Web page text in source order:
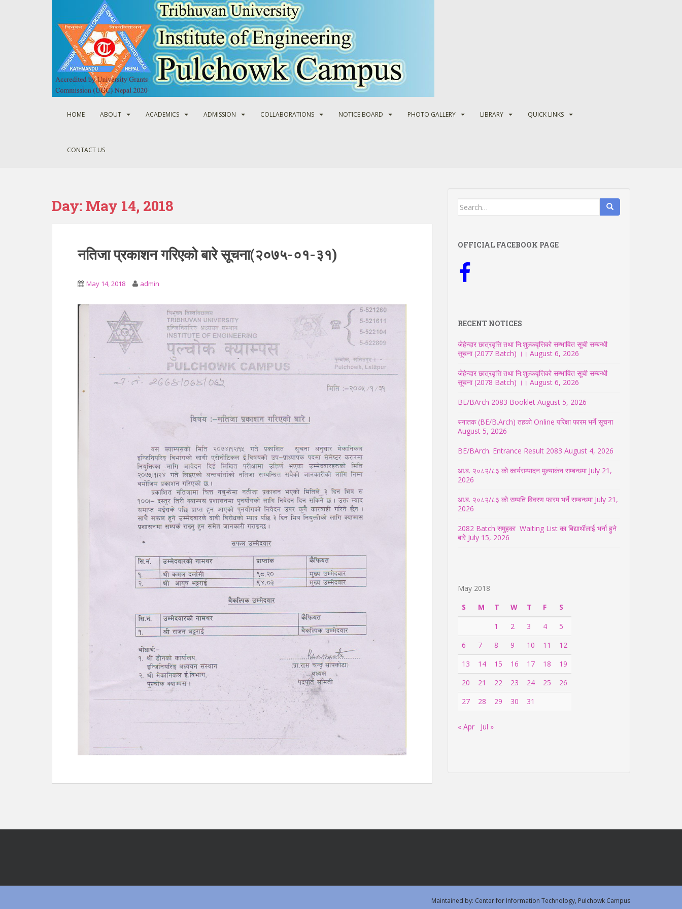
HOME ABOUT ACADEMICS ADMISSION COLLABORATIONS NOTICE BOARD PHOTO GALLERY LIBRARY QUICK LINKS
CONTACT US
Day: May 14, 2018
नतिजा प्रकाशन गरिएको बारे सूचना(२०७५-०१-३१)
May 14, 2018 admin
Search
OFFICIAL FACEBOOK PAGE
RECENT NOTICES
जेहेन्दार छात्रवृत्ति तथा नि:शुल्कवृत्तिको सम्भावित सूची सम्बन्धी
सूचना (2077 Batch) ।। August 6, 2026
जेहेन्दार छात्रवृत्ति तथा नि:शुल्कवृत्तिको सम्भावित सूची सम्बन्धी
सूचना (2078 Batch) ।। August 6, 2026
BE/BArch 2083 Booklet August 5, 2026
स्नातक (BE/B.Arch) तहको Online परिक्षा फारम भर्ने सूचना
August 5, 2026
BE/BArch. Entrance Result 2083 August 4, 2026
आ.ब. २०८२/८३ को कार्यसम्पादन मुल्याकंन सम्बन्धमा July 21,
2026
आ.ब. २०८२/८३ को सम्पति विवरण फारम भर्ने सम्बन्धमा July 21,
2026
2082 Batch समुहका Waiting List का बिद्यार्थीलाई भर्ना हुने
बारे July 15, 2026
May 2018
S
M T W T F
S
1
2 3 4
5
6
7 8 9 10 11
12
13
14 15 16 17 18
19
20
21 22 23 24 25
26
27
28 29 30 31
« Apr Jul »
Maintained by: Center for Information Technology, Pulchowk Campus